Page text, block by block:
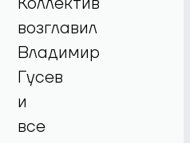
возглавил
Владимир
Гусев
и
все